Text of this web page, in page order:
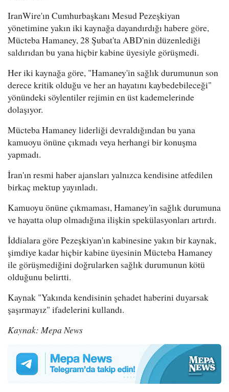
IranWire'ın Cumhurbaşkanı Mesud Pezeşkiyan
yönetimine yakın iki kaynağa dayandırdığı habere göre,
Mücteba Hamaney, 28 Şubat'ta ABD'nin düzenlediği
saldırıdan bu yana hiçbir kabine üyesiyle görüşmedi.
Her iki kaynağa göre, "Hamaney'in sağlık durumunun son
derece kritik olduğu ve her an hayatını kaybedebileceği"
yönündeki söylentiler rejimin en üst kademelerinde
dolaşıyor.
Mücteba Hamaney liderliği devraldığından bu yana
kamuoyu önüne çıkmadı veya herhangi bir konuşma
yapmadı.
İran'ın resmi haber ajansları yalnızca kendisine atfedilen
birkaç mektup yayınladı.
Kamuoyu önüne çıkmaması, Hamaney'in sağlık durumuna
ve hayatta olup olmadığına ilişkin spekülasyonları artırdı.
İddialara göre Pezeşkiyan'ın kabinesine yakın bir kaynak,
şimdiye kadar hiçbir kabine üyesinin Mücteba Hamaney
ile görüşmediğini doğrularken sağlık durumunun kötü
olduğunu belirtti.
Kaynak "Yakında kendisinin şehadet haberini duyarsak
şaşırmayız" ifadelerini kullandı.
Kaynak: Mepa News